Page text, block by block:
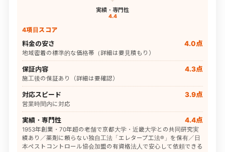
実績・専門性
4.4
4項目スコア
料金の安さ 4.0点
地域密着の標準的な価格帯（詳細は要見積もり）
保証内容 4.3点
施工後の保証あり（詳細は要確認）
対応スピード 3.9点
営業時間内に対応
実績・専門性 4.4点
1953年創業・70年超の老舗で京都大学・近畿大学との共同研究実
績あり／薬剤に頼らない独自工法「エレタープ工法®」を保有／日
本ペストコントロール協会加盟の有資格法人で安心して依頼できる